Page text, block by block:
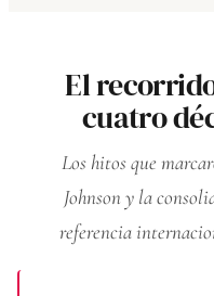
El
cuatro
Los hitos que
Johnson y la
referencia